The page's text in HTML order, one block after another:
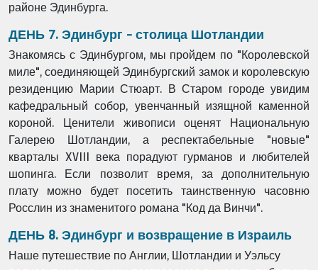
районе Эдинбурга.
ДЕНЬ 7. Эдинбург - столица Шотландии
Знакомясь с Эдинбургом, мы пройдем по "Королевской
миле", соединяющей Эдинбургский замок и королевскую
резиденцию Марии Стюарт. В Старом городе увидим
кафедральный собор, увенчанный изящной каменной
короной. Ценители живописи оценят Национальную
Галерею Шотландии, а респектабельные "новые"
кварталы XVIII века порадуют гурманов и любителей
шопинга. Если позволит время, за дополнительную
плату можно будет посетить таинственную часовню
Росслин из знаменитого романа "Код да Винчи".
ДЕНЬ 8. Эдинбург и возвращение в Израиль
Наше путешествие по Англии, Шотландии и Уэльсу